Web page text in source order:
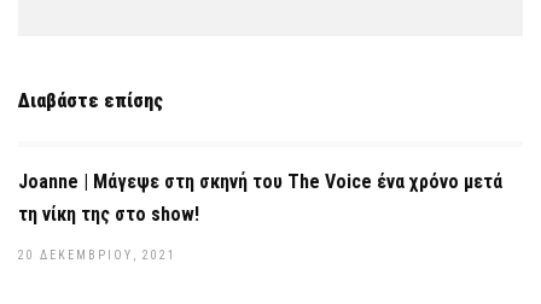
Διαβάστε επίσης
Joanne | Μάγεψε στη σκηνή του The Voice ένα χρόνο μετά
τη νίκη της στο show!
20 ΔΕΚΕΜΒΡΊΟΥ, 2021